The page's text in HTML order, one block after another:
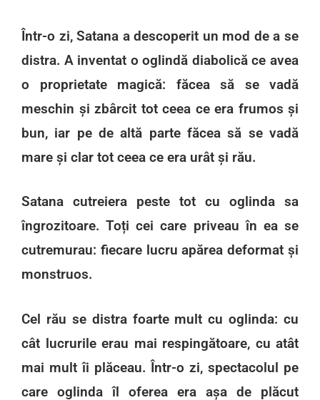
Într-o zi, Satana a descoperit un mod de a se
distra. A inventat o oglindă diabolică ce avea
o proprietate magică: făcea să se vadă
meschin și zbârcit tot ceea ce era frumos și
bun, iar pe de altă parte făcea să se vadă
mare și clar tot ceea ce era urât și rău.
Satana cutreiera peste tot cu oglinda sa
îngrozitoare. Toți cei care priveau în ea se
cutremurau: fiecare lucru apărea deformat și
monstruos.
Cel rău se distra foarte mult cu oglinda: cu
cât lucrurile erau mai respingătoare, cu atât
mai mult îi plăceau. Într-o zi, spectacolul pe
care oglinda îl oferea era așa de plăcut